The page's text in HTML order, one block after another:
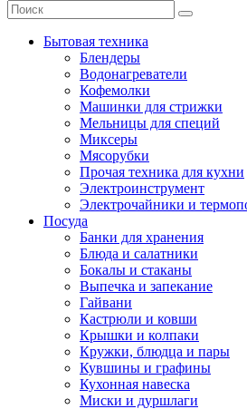
Бытовая техника
Блендеры
Водонагреватели
Кофемолки
Машинки для стрижки
Мельницы для специй
Миксеры
Мясорубки
Прочая техника для кухни
Электроинструмент
Электрочайники и
Посуда
Банки для хранения
Блюда и салатники
Бокалы и стаканы
Выпечка и запекание
Гайвани
Кастрюли и ковши
Крышки и колпаки
Кружки, блюдца и пары
Кувшины и графины
Кухонная навеска
Миски и дуршлаги